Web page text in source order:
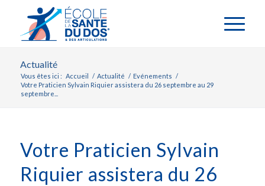
Actualité
Vous êtes ici : Accueil / Actualité / Evénements /
Votre Praticien Sylvain Riquier assistera du 26 septembre au 29
septembre...
Votre Praticien Sylvain
Riquier assistera du 26